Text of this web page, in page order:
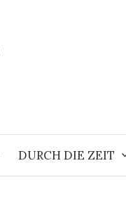
DURCH DIE ZEIT